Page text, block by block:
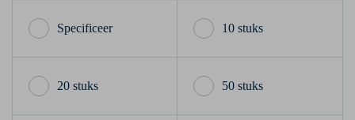
10 stuks
20 stuks 50 stuks